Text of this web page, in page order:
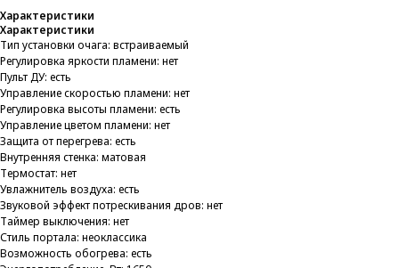
Характеристики
Характеристики
Тип установки очага: встраиваемый
Регулировка яркости пламени: нет
Пульт ДУ: есть
Управление скоростью пламени: нет
Регулировка высоты пламени: есть
Управление цветом пламени: нет
Защита от перегрева: есть
Внутренняя стенка: матовая
Термостат: нет
Увлажнитель воздуха: есть
Звуковой эффект потрескивания дров: нет
Таймер выключения: нет
Стиль портала: неоклассика
Возможность обогрева: есть